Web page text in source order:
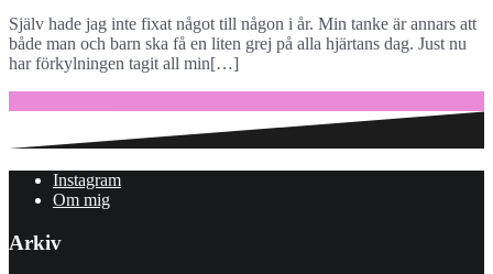
Själv hade jag inte fixat något till någon i år. Min tanke är annars att
både man och barn ska få en liten grej på alla hjärtans dag. Just nu
har förkylningen tagit all min[…]
Instagram
Om mig
Arkiv